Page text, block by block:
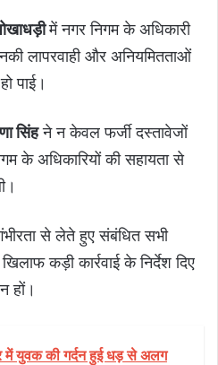
में नगर निगम के अधिकारी
लापरवाही और अनियमितताओं
पाई।
सिंहने न केवल फर्जी दस्तावेजों
के अधिकारियों की सहायता से
से लेते हुए संबंधित सभी
कड़ी कार्रवाई के निर्देश दिए
हों।
में युवक की गर्दन हुई धड़ से अलग